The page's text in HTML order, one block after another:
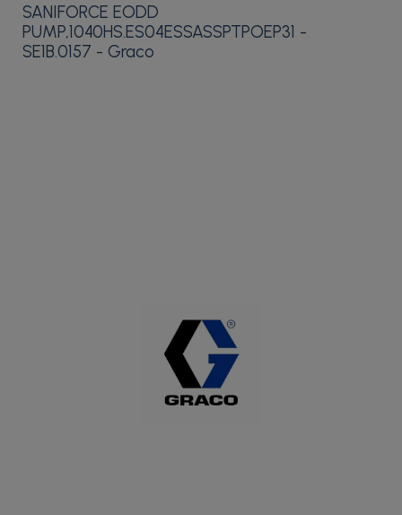
SANIFORCE EODD
PUMP,1040HS.ES04ESSASSPTPOEP31 -
SE1B.0157 - Graco